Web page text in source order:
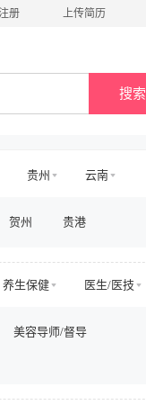
注册 上传简历
搜索
贵州
云南
贺州 贵港
养生保健
医生/医技
益/预订
客服及支持
美容导师/督导